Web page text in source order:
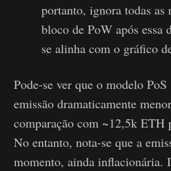
portanto, ignora todas as
bloco de PoW após essa
se alinha com o gráfico
Pode-se ver que o modelo
emissão dramaticamente
comparação com ~12,5k
No entanto, nota-se que a
momento, ainda inflacionária.